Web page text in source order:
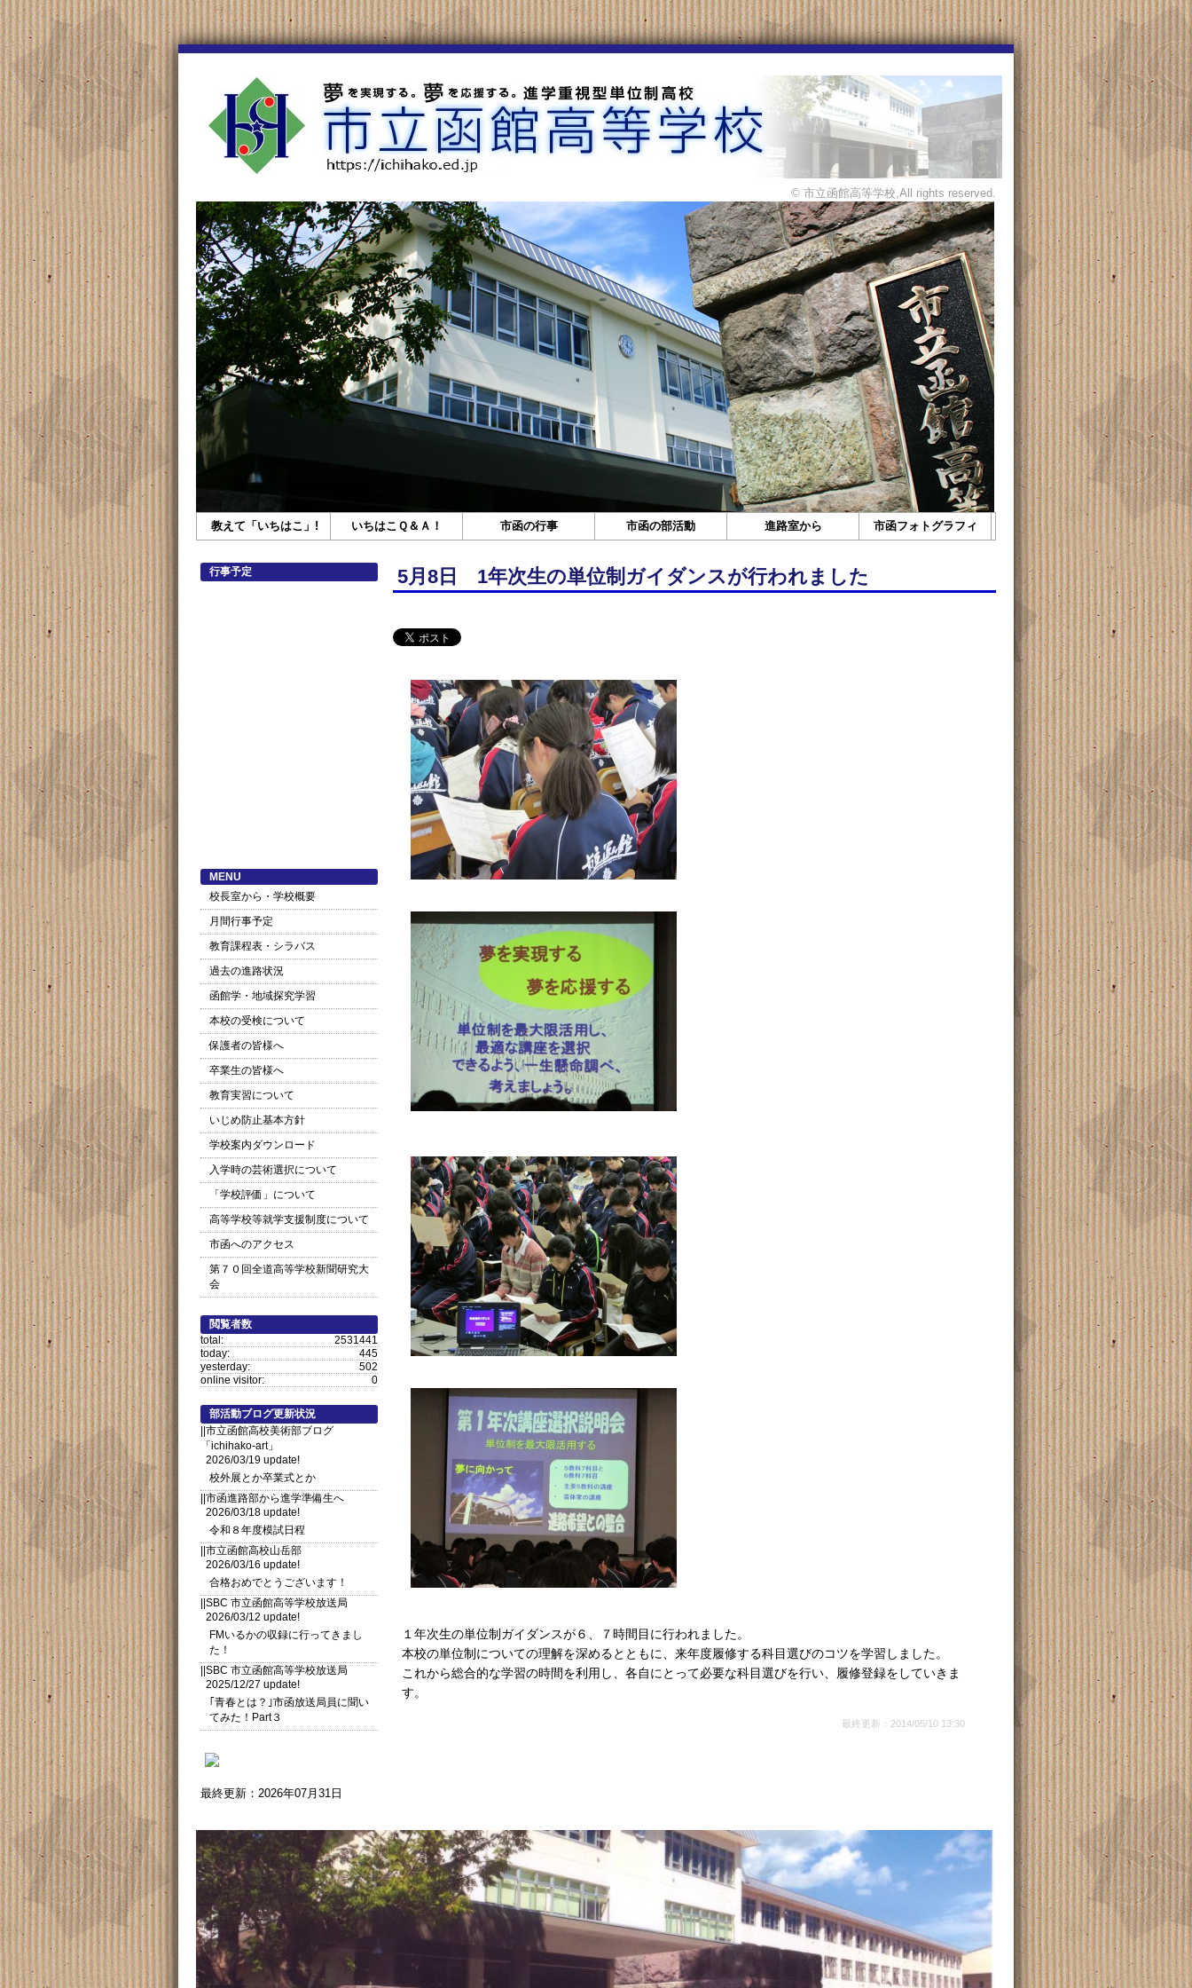
© 市立函館高等学校,All rights reserved.
教えて「いちはこ」! いちはこＱ＆Ａ！ 市函の行事 市函の部活動 進路室から 市函フォトグラフィ
5月8日 1年次生の単位制ガイダンスが行われました
１年次生の単位制ガイダンスが６、７時間目に行われました。
本校の単位制についての理解を深めるとともに、来年度履修する科目選びのコツを学習しました。
これから総合的な学習の時間を利用し、各自にとって必要な科目選びを行い、履修登録をしていきま
す。
最終更新：2014/05/10 13:30
行事予定
MENU
校長室から・学校概要
月間行事予定
教育課程表・シラバス
過去の進路状況
函館学・地域探究学習
本校の受検について
保護者の皆様へ
卒業生の皆様へ
教育実習について
いじめ防止基本方針
学校案内ダウンロード
入学時の芸術選択について
「学校評価」について
高等学校等就学支援制度について
市函へのアクセス
第７０回全道高等学校新聞研究大
会
閲覧者数
2531441
total:
445
today:
502
yesterday:
0
online visitor:
部活動ブログ更新状況
||市立函館高校美術部ブログ
「ichihako-art」
2026/03/19 update!
校外展とか卒業式とか
||市函進路部から進学準備生へ
2026/03/18 update!
令和８年度模試日程
||市立函館高校山岳部
2026/03/16 update!
合格おめでとうございます！
||SBC 市立函館高等学校放送局
2026/03/12 update!
FMいるかの収録に行ってきまし
た！
||SBC 市立函館高等学校放送局
2025/12/27 update!
｢青春とは？｣市函放送局員に聞い
てみた！Part３
最終更新：2026年07月31日